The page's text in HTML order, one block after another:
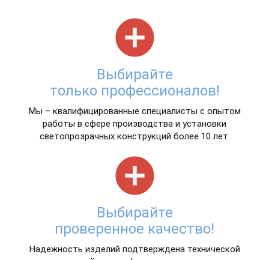
add_circle
Выбирайте
только профессионалов!
Мы – квалифицированные специалисты с опытом
работы в сфере производства и установки
светопрозрачных конструкций более 10 лет.
add_circle
Выбирайте
проверенное качество!
Надежность изделий подтверждена технической